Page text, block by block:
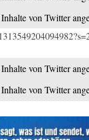
von Twitter
von Twitter
von Twitter